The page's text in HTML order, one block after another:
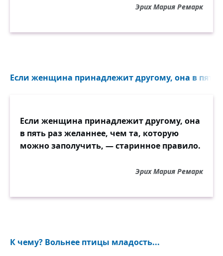
Эрих Мария Ремарк
Если женщина принадлежит другому, она в пять
Если женщина принадлежит другому, она
в пять раз желаннее, чем та, которую
можно заполучить, — старинное правило.
Эрих Мария Ремарк
К чему? Вольнее птицы младость...